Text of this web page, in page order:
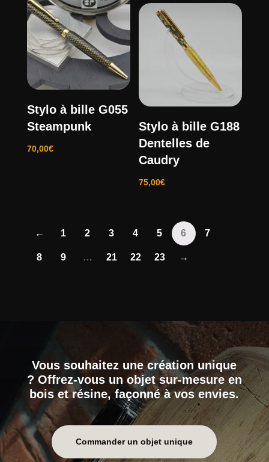
Stylo à bille G055
Steampunk
70,00€
Stylo à bille G188
Dentelles de
Caudry
75,00€
← 1 2 3 4 5 6 7
8 9 … 21 22 23 →
Vous souhaitez une création unique
? Offrez-vous un objet sur-mesure en
bois et résine, façonné à vos envies.
Commander un objet unique